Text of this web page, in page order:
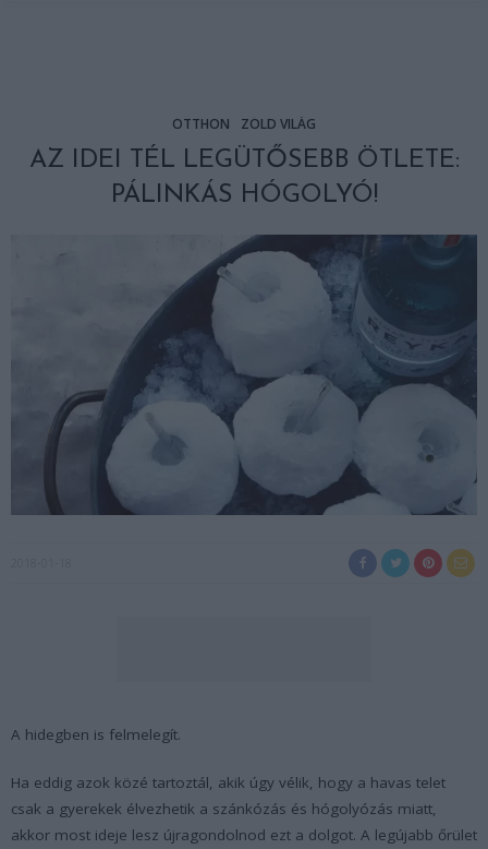
OTTHON ZÖLD VILÁG
AZ IDEI TÉL LEGÜTŐSEBB ÖTLETE:
PÁLINKÁS HÓGOLYÓ!
A hidegben is felmelegít.
Ha eddig azok közé tartoztál, akik úgy vélik, hogy a havas telet
csak a gyerekek élvezhetik a szánkózás és hógolyózás miatt,
akkor most ideje lesz újragondolnod ezt a dolgot. A legújabb őrület